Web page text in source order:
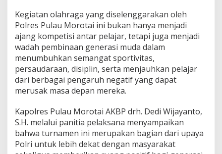
a
r
a
k
a
t
D
k
u
g
T
m
K
Kegiatan olahraga yang diselenggarakan oleh
Polres Pulau Morotai ini bukan hanya menjadi
ajang kompetisi antar pelajar, tetapi juga menjadi
wadah pembinaan generasi muda dalam
menumbuhkan semangat sportivitas,
persaudaraan, disiplin, serta menjauhkan pelajar
dari berbagai pengaruh negatif yang dapat
merusak masa depan mereka.
Kapolres Pulau Morotai AKBP drh. Dedi Wijayanto,
S.H. melalui panitia pelaksana menyampaikan
bahwa turnamen ini merupakan bagian dari upaya
Polri untuk lebih dekat dengan masyarakat